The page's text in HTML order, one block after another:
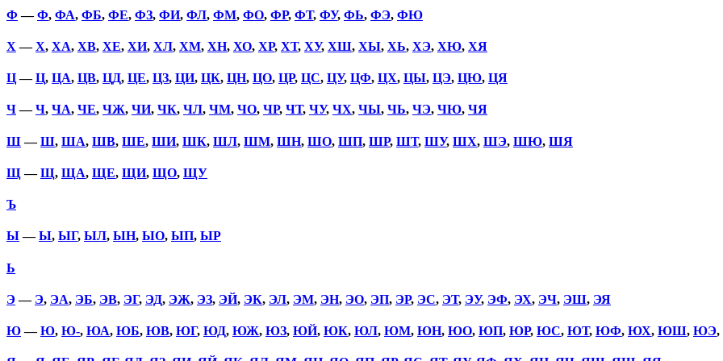
Ф —Ф, ФА, ФБ, ФЕ, ФЗ, ФИ, ФЛ, ФМ, ФО, ФР, ФТ, ФУ, ФЬ, ФЭ, ФЮ
Х —Х, ХА, ХВ, ХЕ, ХИ, ХЛ, ХМ, ХН, ХО, ХР, ХТ, ХУ, ХШ, ХЫ, ХЬ, ХЭ, ХЮ, ХЯ
Ц—Ц, ЦА, ЦВ, ЦД, ЦЕ, ЦЗ, ЦИ, ЦК, ЦН, ЦО, ЦР, ЦС, ЦУ, ЦФ, ЦХ, ЦЫ, ЦЭ, ЦЮ, ЦЯ
Ч—Ч, ЧА, ЧЕ, ЧЖ, ЧИ, ЧК, ЧЛ, ЧМ, ЧО, ЧР, ЧТ, ЧУ, ЧХ, ЧЫ, ЧЬ, ЧЭ, ЧЮ, ЧЯ
Ш—Ш, ША, ШВ, ШЕ, ШИ, ШК, ШЛ, ШМ, ШН, ШО, ШП, ШР, ШТ, ШУ, ШХ, ШЭ, ШЮ, ШЯ
Щ —Щ, ЩА, ЩЕ, ЩИ, ЩО, ЩУ
Ъ
Ы—Ы, ЫГ, ЫЛ, ЫН, ЫО, ЫП, ЫР
Ь
Э— Э, ЭА, ЭБ, ЭВ, ЭГ, ЭД, ЭЖ, ЭЗ, ЭЙ, ЭК, ЭЛ, ЭМ, ЭН, ЭО, ЭП, ЭР, ЭС, ЭТ, ЭУ, ЭФ, ЭХ, ЭЧ, ЭШ, ЭЯ
Ю—Ю, Ю-, ЮА, ЮБ, ЮВ, ЮГ, ЮД, ЮЖ, ЮЗ, ЮЙ, ЮК, ЮЛ, ЮМ, ЮН, ЮО, ЮП, ЮР, ЮС, ЮТ, ЮФ, ЮХ, ЮШ, ЮЭ,